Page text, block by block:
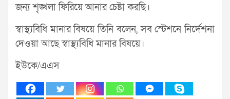
জন্য শৃঙ্খলা ফিরিয়ে আনার চেষ্টা করছি।
স্বাস্থ্যবিধি মানার বিষয়ে তিনি বলেন, সব স্টেশনে নির্দেশনা
দেওয়া আছে স্বাস্থ্যবিধি মানার বিষয়ে।
ইউকে/এএস